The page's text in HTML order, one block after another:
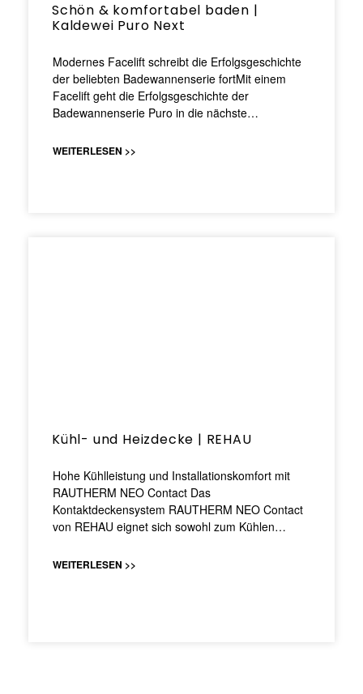
Schön & komfortabel baden |
Kaldewei Puro Next
Modernes Facelift schreibt die Erfolgsgeschichte
der beliebten Badewannenserie fortMit einem
Facelift geht die Erfolgsgeschichte der
Badewannenserie Puro in die nächste…
WEITERLESEN >>
Kühl- und Heizdecke | REHAU
Hohe Kühlleistung und Installationskomfort mit
RAUTHERM NEO Contact Das
Kontaktdeckensystem RAUTHERM NEO Contact
von REHAU eignet sich sowohl zum Kühlen…
WEITERLESEN >>